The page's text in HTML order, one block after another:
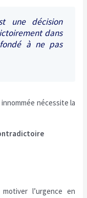
une décision
dans
à ne pas
nécessite la
l’urgence en